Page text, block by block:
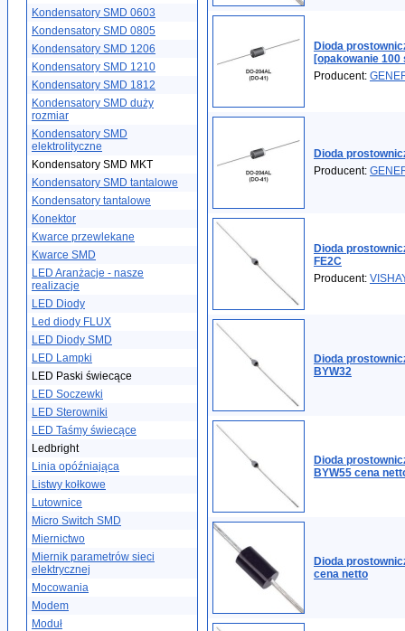
Kondensatory SMD 0603
Kondensatory SMD 0805
Kondensatory SMD 1206
Kondensatory SMD 1210
Kondensatory SMD 1812
Kondensatory SMD duży
rozmiar
Kondensatory SMD
elektrolityczne
Kondensatory SMD MKT
Kondensatory SMD tantalowe
Kondensatory tantalowe
Konektor
Kwarce przewlekane
Kwarce SMD
LED Aranżacje - nasze
realizacje
LED Diody
Led diody FLUX
LED Diody SMD
LED Lampki
LED Paski świecące
LED Soczewki
LED Sterowniki
LED Taśmy świecące
Ledbright
Linia opóźniająca
Listwy kołkowe
Lutownice
Micro Switch SMD
Miernictwo
Miernik parametrów sieci
elektrycznej
Mocowania
Modem
Moduł
Dioda
[opakowanie 100
Producent:
Dioda
Producent:
Dioda
FE2C
Producent:
Dioda
BYW32
Dioda
BYW55 cena
Dioda
cena netto